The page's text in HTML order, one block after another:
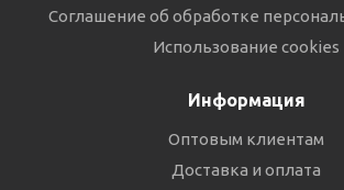
Соглашение об обработке
Использование cookies
Информация
Оптовым клиентам
Доставка и оплата